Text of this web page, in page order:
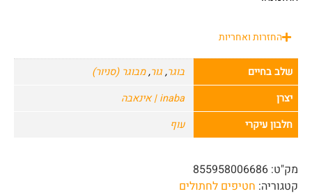
החזרות ואחריות
שלב בחיים בוגר,גור,מבוגר (סניור)
יצרן
inaba | אינאבה
חלבון עיקרי
עוף
מק"ט: 855958006686
קטגוריה: חטיפים לחתולים